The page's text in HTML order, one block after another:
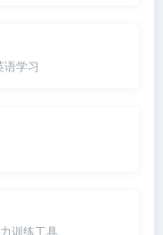
语学习
训练工具